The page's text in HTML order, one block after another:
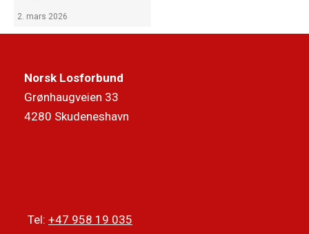
2. mars 2026
Norsk Losforbund
Grønhaugveien 33
4280 Skudeneshavn
Tel: +47 958 19 035